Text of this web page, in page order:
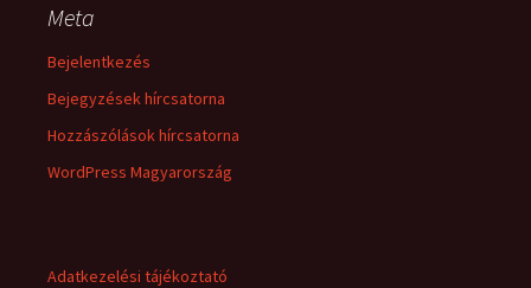
Meta
Bejelentkezés
Bejegyzések hírcsatorna
Hozzászólások hírcsatorna
WordPress Magyarország
Adatkezelési tájékoztató